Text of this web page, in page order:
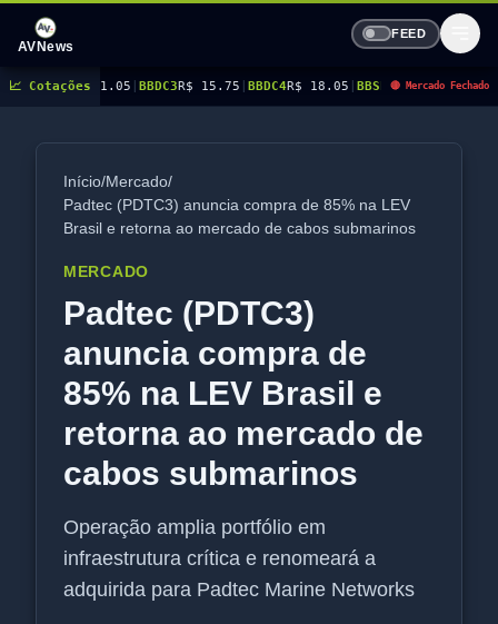
AVNews
FEED
📈 Cotações
21.05|BBDC3 R$ 15.75|BBDC4R$ 18.05|BBSE3R$ 41.67| BEES3R$ 8.94|
🔴 Mercado Fechado
Início/Mercado/
Padtec (PDTC3) anuncia compra de 85% na LEV
Brasil e retorna ao mercado de cabos submarinos
MERCADO
Padtec (PDTC3)
anuncia compra de
85% na LEV Brasil e
retorna ao mercado de
cabos submarinos
Operação amplia portfólio em
infraestrutura crítica e renomeará a
adquirida para Padtec Marine Networks